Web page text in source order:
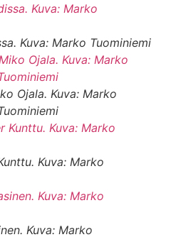
Kuva: Marko Tuominiemi
Ojala. Kuva: Marko
Kuva: Marko
Kuva: Marko